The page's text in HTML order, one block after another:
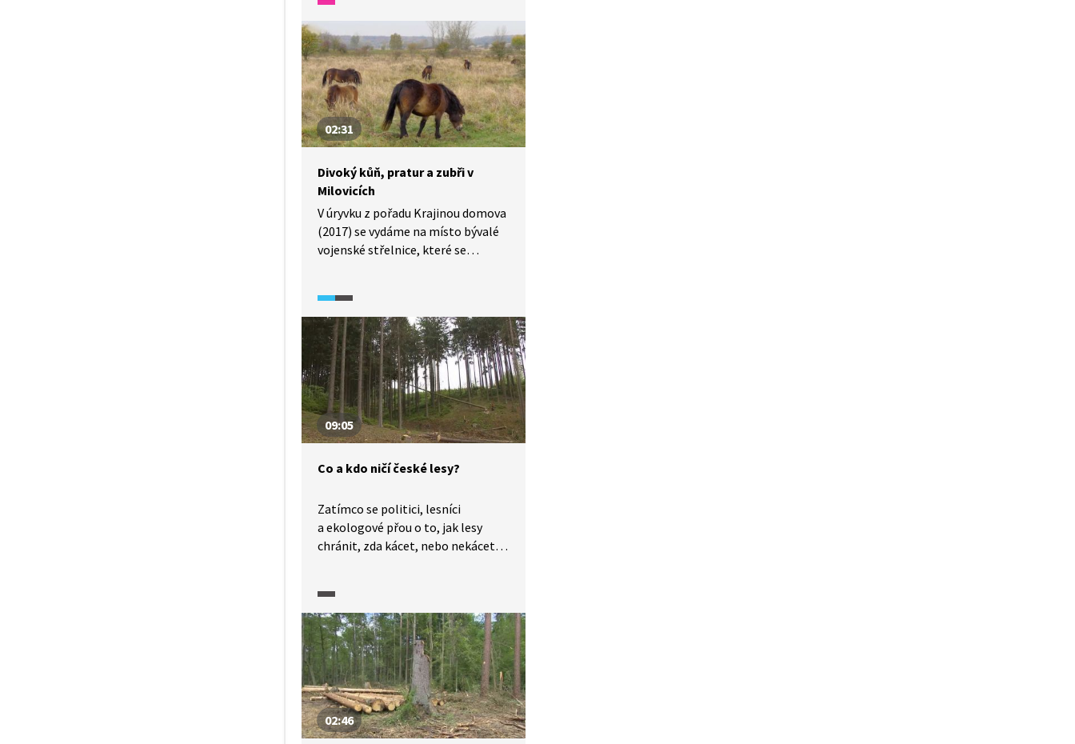
svého druhu? Jak prosadit, aby
mohlo vzniknout první smíšené
družstvo? A jak takové družstvo
může obstát v turnaji proti
jednodruhovým týmům?
02:31
Divoký kůň, pratur a zubři v
Milovicích
V úryvku z pořadu Krajinou domova
(2017) se vydáme na místo bývalé
vojenské střelnice, které se
krajinu Jizerské tabule u Milovic
dnes obývají tři vzácné druhy
velkých kopytníků: divocí koně,
pratuři a zubři.
09:05
Co a kdo ničí české lesy?
Zatímco se politici, lesníci
a ekologové přou o to, jak lesy
chránit, zda kácet, nebo nekácet,
bojujeme s kůrovcem, příliš
pomalá proměna smrkové
monokultury na druhově pestřejší
lesy? Proč lesníci mluví
o apokalypse?
02:46